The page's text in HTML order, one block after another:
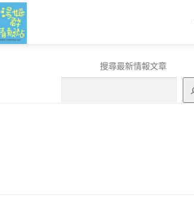
搜尋最新情報文章